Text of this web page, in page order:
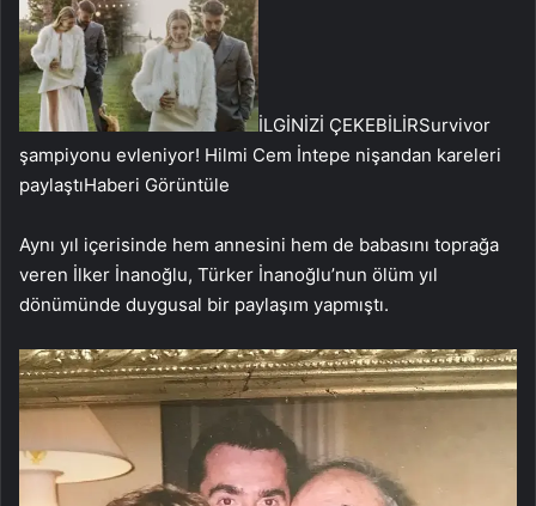
İLGİNİZİ ÇEKEBİLİRSurvivor
şampiyonu evleniyor! Hilmi Cem İntepe nişandan kareleri
paylaştıHaberi Görüntüle
Aynı yıl içerisinde hem annesini hem de babasını toprağa
veren İlker İnanoğlu, Türker İnanoğlu’nun ölüm yıl
dönümünde duygusal bir paylaşım yapmıştı.